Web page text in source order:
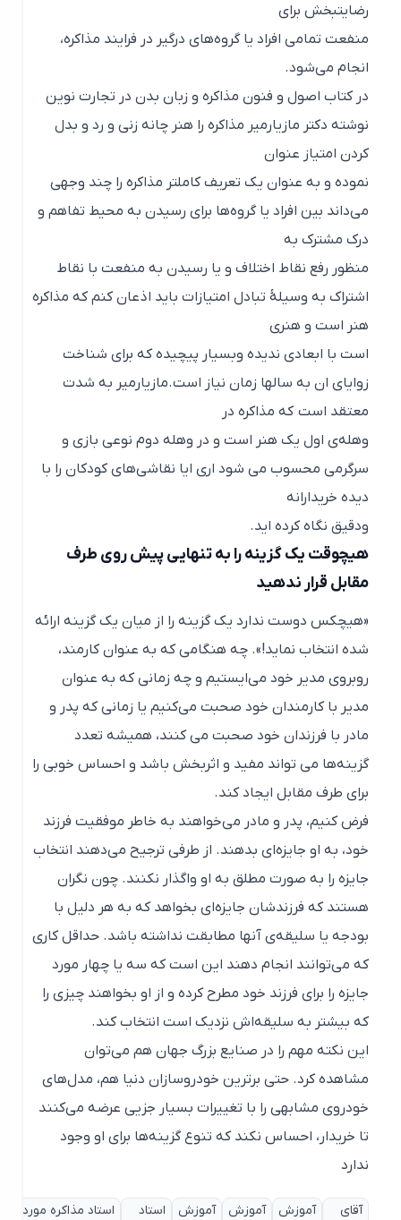
رضایتبخش برای
منفعت تمامی افراد یا گروه‌های درگیر در فرایند مذاکره،
انجام می‌شود.
در کتاب اصول و فنون مذاکره و زبان بدن در تجارت نوین
نوشته دکتر مازیارمیر مذاکره را هنر چانه زنی و رد و بدل
کردن امتیاز عنوان
نموده و به عنوان یک تعریف کاملتر مذاکره را چند وجهی
می‌داند بین افراد یا گروه‌ها برای رسیدن به محیط تفاهم و
درک مشترک به
منظور رفع نقاط اختلاف و یا رسیدن به منفعت با نقاط
اشتراک به وسیلهٔ تبادل امتیازات باید اذعان کنم که مذاکره
هنر است و هنری
است با ابعادی ندیده وبسیار پیچیده که برای شناخت
زوایای ان به سالها زمان نیاز است.مازیارمیر به شدت
معتقد است که مذاکره در
وهله‌ی اول یک هنر است و در وهله دوم نوعی بازی و
سرگرمی محسوب می شود اری ایا نقاشی‌های کودکان را با
دیده خریدارانه
ودقیق نگاه کرده اید.
هیچوقت یک گزینه را به تنهایی پیش روی طرف
مقابل قرار ندهید
«هیچکس دوست ندارد یک گزینه را از میان یک گزینه ارائه
شده انتخاب نماید!». چه هنگامی که به عنوان کارمند،‌
روبروی مدیر خود می‌ایستیم و چه زمانی که به عنوان
مدیر با کارمندان خود صحبت می‌کنیم یا زمانی که پدر و
مادر با فرزندان خود صحبت می کنند، همیشه تعدد
گزینه‌ها می تواند مفید و اثربخش باشد و احساس خوبی را
برای طرف مقابل ایجاد کند.
فرض کنیم، پدر و مادر می‌خواهند به خاطر موفقیت فرزند
خود، به او جایزه‌ای بدهند. از طرفی ترجیح می‌دهند انتخاب
جایزه را به صورت مطلق به او واگذار نکنند. چون نگران
هستند که فرزندشان جایزه‌ای بخواهد که به هر دلیل با
بودجه یا سلیقه‌ی آنها مطابقت نداشته باشد. حداقل کاری
که می‌توانند انجام دهند این است که سه یا چهار مورد
جایزه را برای فرزند خود مطرح کرده و از او بخواهند چیزی را
که بیشتر به سلیقه‌اش نزدیک است انتخاب کند.
این نکته مهم را در صنایع بزرگ جهان هم می‌توان
مشاهده کرد. حتی برترین خودروسازان دنیا هم، مدل‌های
خودروی مشابهی را با تغییرات بسیار جزیی عرضه می‌کنند
تا خریدار، احساس نکند که تنوع گزینه‌ها برای او وجود
ندارد
آموزش
آموزش
آموزش
استاد
استاد مذاکره مورد